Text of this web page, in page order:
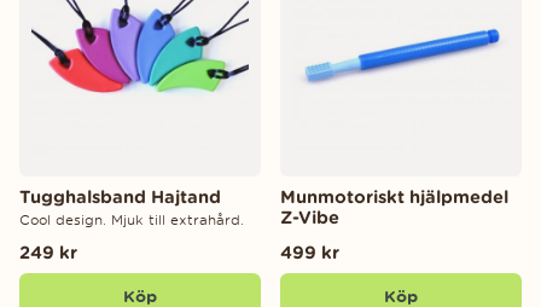
Tugghalsband Hajtand
Cool design. Mjuk till extrahård.
249 kr
Köp
Munmotoriskt hjälpmedel
Z-Vibe
499 kr
Köp